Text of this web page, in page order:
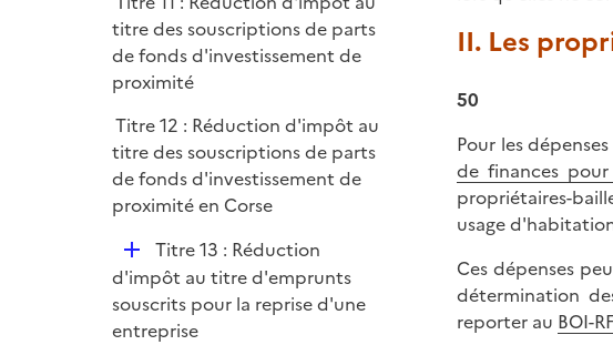
titre des souscriptions de parts
de fonds d'investissement de
proximité
Titre 12 : Réduction d'impôt au
titre des souscriptions de parts
de fonds d'investissement de
proximité en Corse
D
é
p
l
Titre 13 : Réduction
d'impôt au titre d'emprunts
souscrits pour la reprise d'une
entreprise
II. Les
50
Pour les
de finances pour
propriétaires-
usage
Ces dépenses
détermination
reporter au BOI-